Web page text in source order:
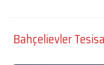
Bahçelievler